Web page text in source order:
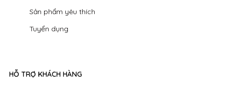
Sản phẩm yêu thích
Tuyển dụng
HỖ TRỢ KHÁCH HÀNG